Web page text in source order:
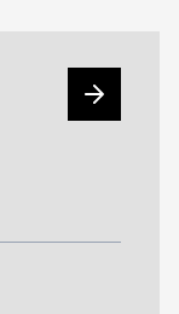
Przejdź